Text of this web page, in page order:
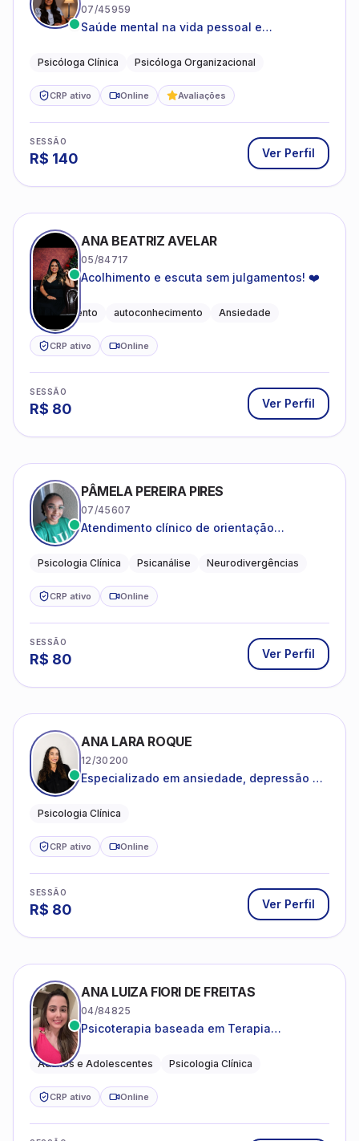
07/45959
Saúde mental na vida pessoal e
Psicóloga Clínica Psicóloga Organizacional
CRP ativo Online Avaliações
SESSÃO
R$ 140 Ver Perfil
ANA BEATRIZ AVELAR
05/84717
Acolhimento e escuta sem julgamentos! ❤️
Acolhimento autoconhecimento Ansiedade
CRP ativo Online
SESSÃO
R$ 80 Ver Perfil
PÂMELA PEREIRA PIRES
07/45607
Atendimento clínico de orientação
crianças neurotípicas
Psicologia Clínica Psicanálise Neurodivergências
CRP ativo Online
SESSÃO
R$ 80 Ver Perfil
ANA LARA ROQUE
12/30200
Especializado em ansiedade, depressão e
Psicologia Clínica
CRP ativo Online
SESSÃO
R$ 80 Ver Perfil
ANA LUIZA FIORI DE FREITAS
04/84825
Psicoterapia baseada em Terapia
Adultos e Adolescentes Psicologia Clínica
CRP ativo Online